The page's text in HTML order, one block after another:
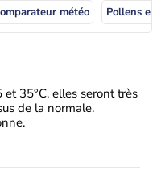
météo Pollens
35°C, elles seront très
de la normale.